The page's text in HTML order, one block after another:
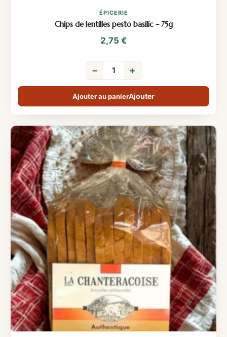
ÉPICERIE
Chips de lentilles pesto basilic – 75g
2,75 €
− +
Ajouter au panier